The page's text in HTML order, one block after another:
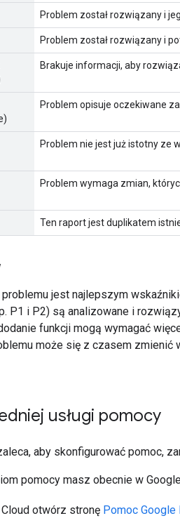
Problem został rozwiązany i
Problem został rozwiązany i
Brakuje informacji, aby
Problem opisuje oczekiwane
Problem nie jest już istotny ze
Problem wymaga zmian,
Ten raport jest duplikatem
problemu jest najlepszym
P1 i P2) są analizowane i
funkcji mogą wymagać
może się z czasem
usługi pomocy
aby skonfigurować pomoc,
pomocy masz obecnie w
Cloud otwórz stronę Pomoc